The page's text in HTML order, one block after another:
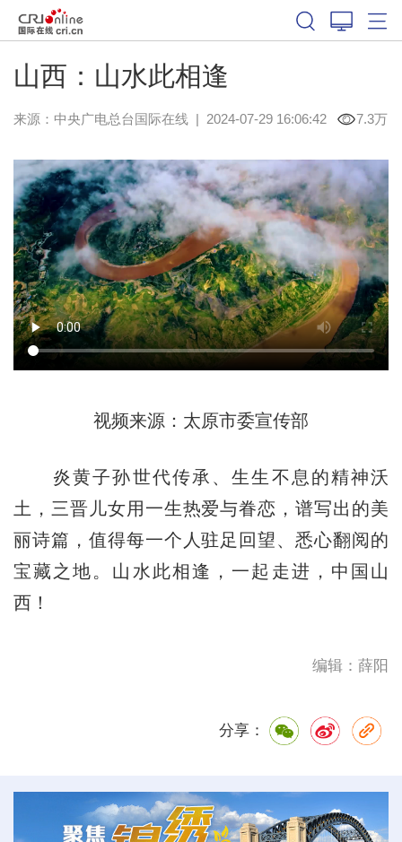
山西：山水此相逢
来源：中央广电总台国际在线| 2024-07-29 16:06:42 7.3万
视频来源：太原市委宣传部
炎黄子孙世代传承、生生不息的精神沃
土，三晋儿女用一生热爱与眷恋，谱写出的美
丽诗篇，值得每一个人驻足回望、悉心翻阅的
宝藏之地。山水此相逢，一起走进，中国山
西！
编辑：薛阳
分享：